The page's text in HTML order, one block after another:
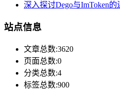
深入探讨Dego与ImToken
站点信息
文章总数:3620
页面总数:0
分类总数:4
标签总数:900